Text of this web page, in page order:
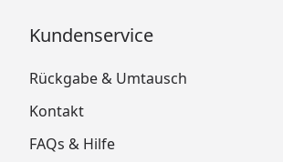
Kundenservice
Rückgabe & Umtausch
Kontakt
FAQs & Hilfe